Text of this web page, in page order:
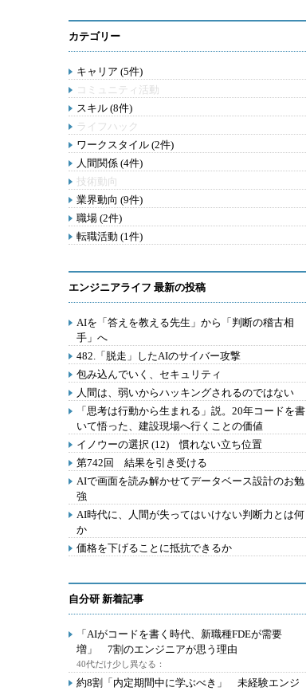
カテゴリー
キャリア (5件)
コミュニティ活動
スキル (8件)
ライフハック
ワークスタイル (2件)
人間関係 (4件)
技術動向
業界動向 (9件)
職場 (2件)
転職活動 (1件)
エンジニアライフ 最新の投稿
AIを「答えを教える先生」から「判断の稽古相
手」へ
482.「脱走」したAIのサイバー攻撃
包み込んでいく、セキュリティ
人間は、弱いからハッキングされるのではない
「思考は行動から生まれる」説。20年コードを書
いて悟った、建設現場へ行くことの価値
イノウーの選択 (12) 慣れない立ち位置
第742回 結果を引き受ける
AIで画面を読み解かせてデータベース設計のお勉
強
AI時代に、人間が失ってはいけない判断力とは何
か
価格を下げることに抵抗できるか
自分研 新着記事
「AIがコードを書く時代、新職種FDEが需要
増」 7割のエンジニアが思う理由
40代だけ少し異なる：
約8割「内定期間中に学ぶべき」 未経験エンジ